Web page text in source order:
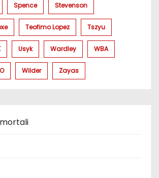
Spence Stevenson
Teofimo Lopez Tszyu
Usyk Wardley WBA
Wilder Zayas